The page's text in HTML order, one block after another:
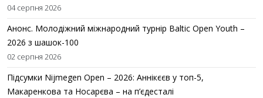
04 серпня 2026
Анонс. Молодіжний міжнародний турнір Baltic Open Youth –
2026 з шашок-100
02 серпня 2026
Підсумки Nijmegen Open – 2026: Аннікєєв у топ-5,
Макаренкова та Носарєва – на п’єдесталі